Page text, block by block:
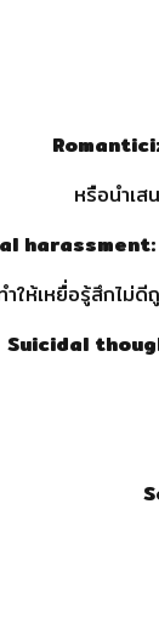
หรือนำเ
harassment:
ำให้เหยื่อรู้สึกไม่
Suicidal